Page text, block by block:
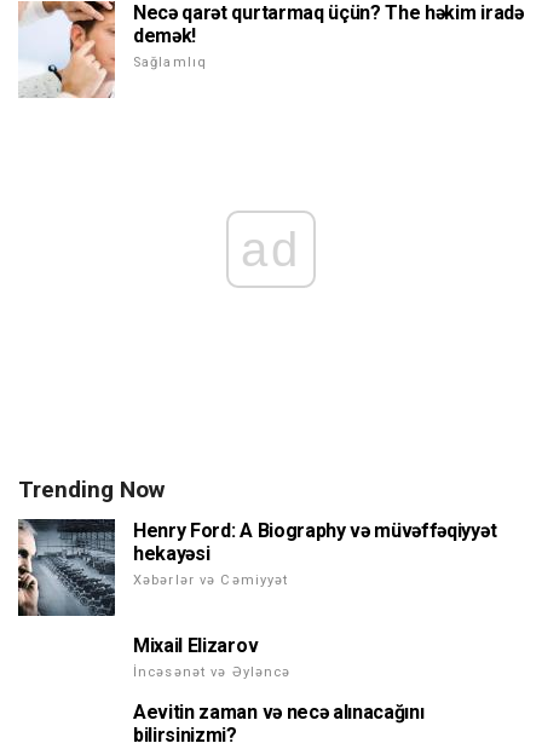
Necə qarət qurtarmaq üçün? The həkim iradə
demək!
Sağlamlıq
ad
Trending Now
Henry Ford: A Biography və müvəffəqiyyət
hekayəsi
Xəbərlər və Cəmiyyət
Mixail Elizarov
İncəsənət və Əyləncə
Aevitin zaman və necə alınacağını
bilirsinizmi?